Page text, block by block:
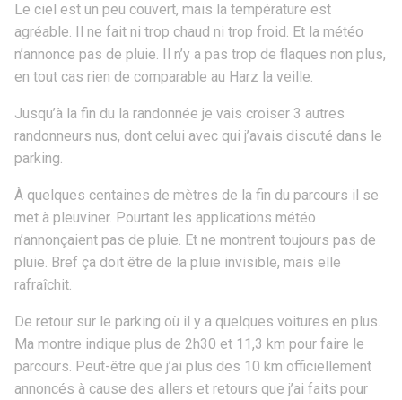
Le ciel est un peu couvert, mais la température est
agréable. Il ne fait ni trop chaud ni trop froid. Et la météo
n’annonce pas de pluie. Il n’y a pas trop de flaques non plus,
en tout cas rien de comparable au Harz la veille.
Jusqu’à la fin du la randonnée je vais croiser 3 autres
randonneurs nus, dont celui avec qui j’avais discuté dans le
parking.
À quelques centaines de mètres de la fin du parcours il se
met à pleuviner. Pourtant les applications météo
n’annonçaient pas de pluie. Et ne montrent toujours pas de
pluie. Bref ça doit être de la pluie invisible, mais elle
rafraîchit.
De retour sur le parking où il y a quelques voitures en plus.
Ma montre indique plus de 2h30 et 11,3 km pour faire le
parcours. Peut-être que j’ai plus des 10 km officiellement
annoncés à cause des allers et retours que j’ai faits pour